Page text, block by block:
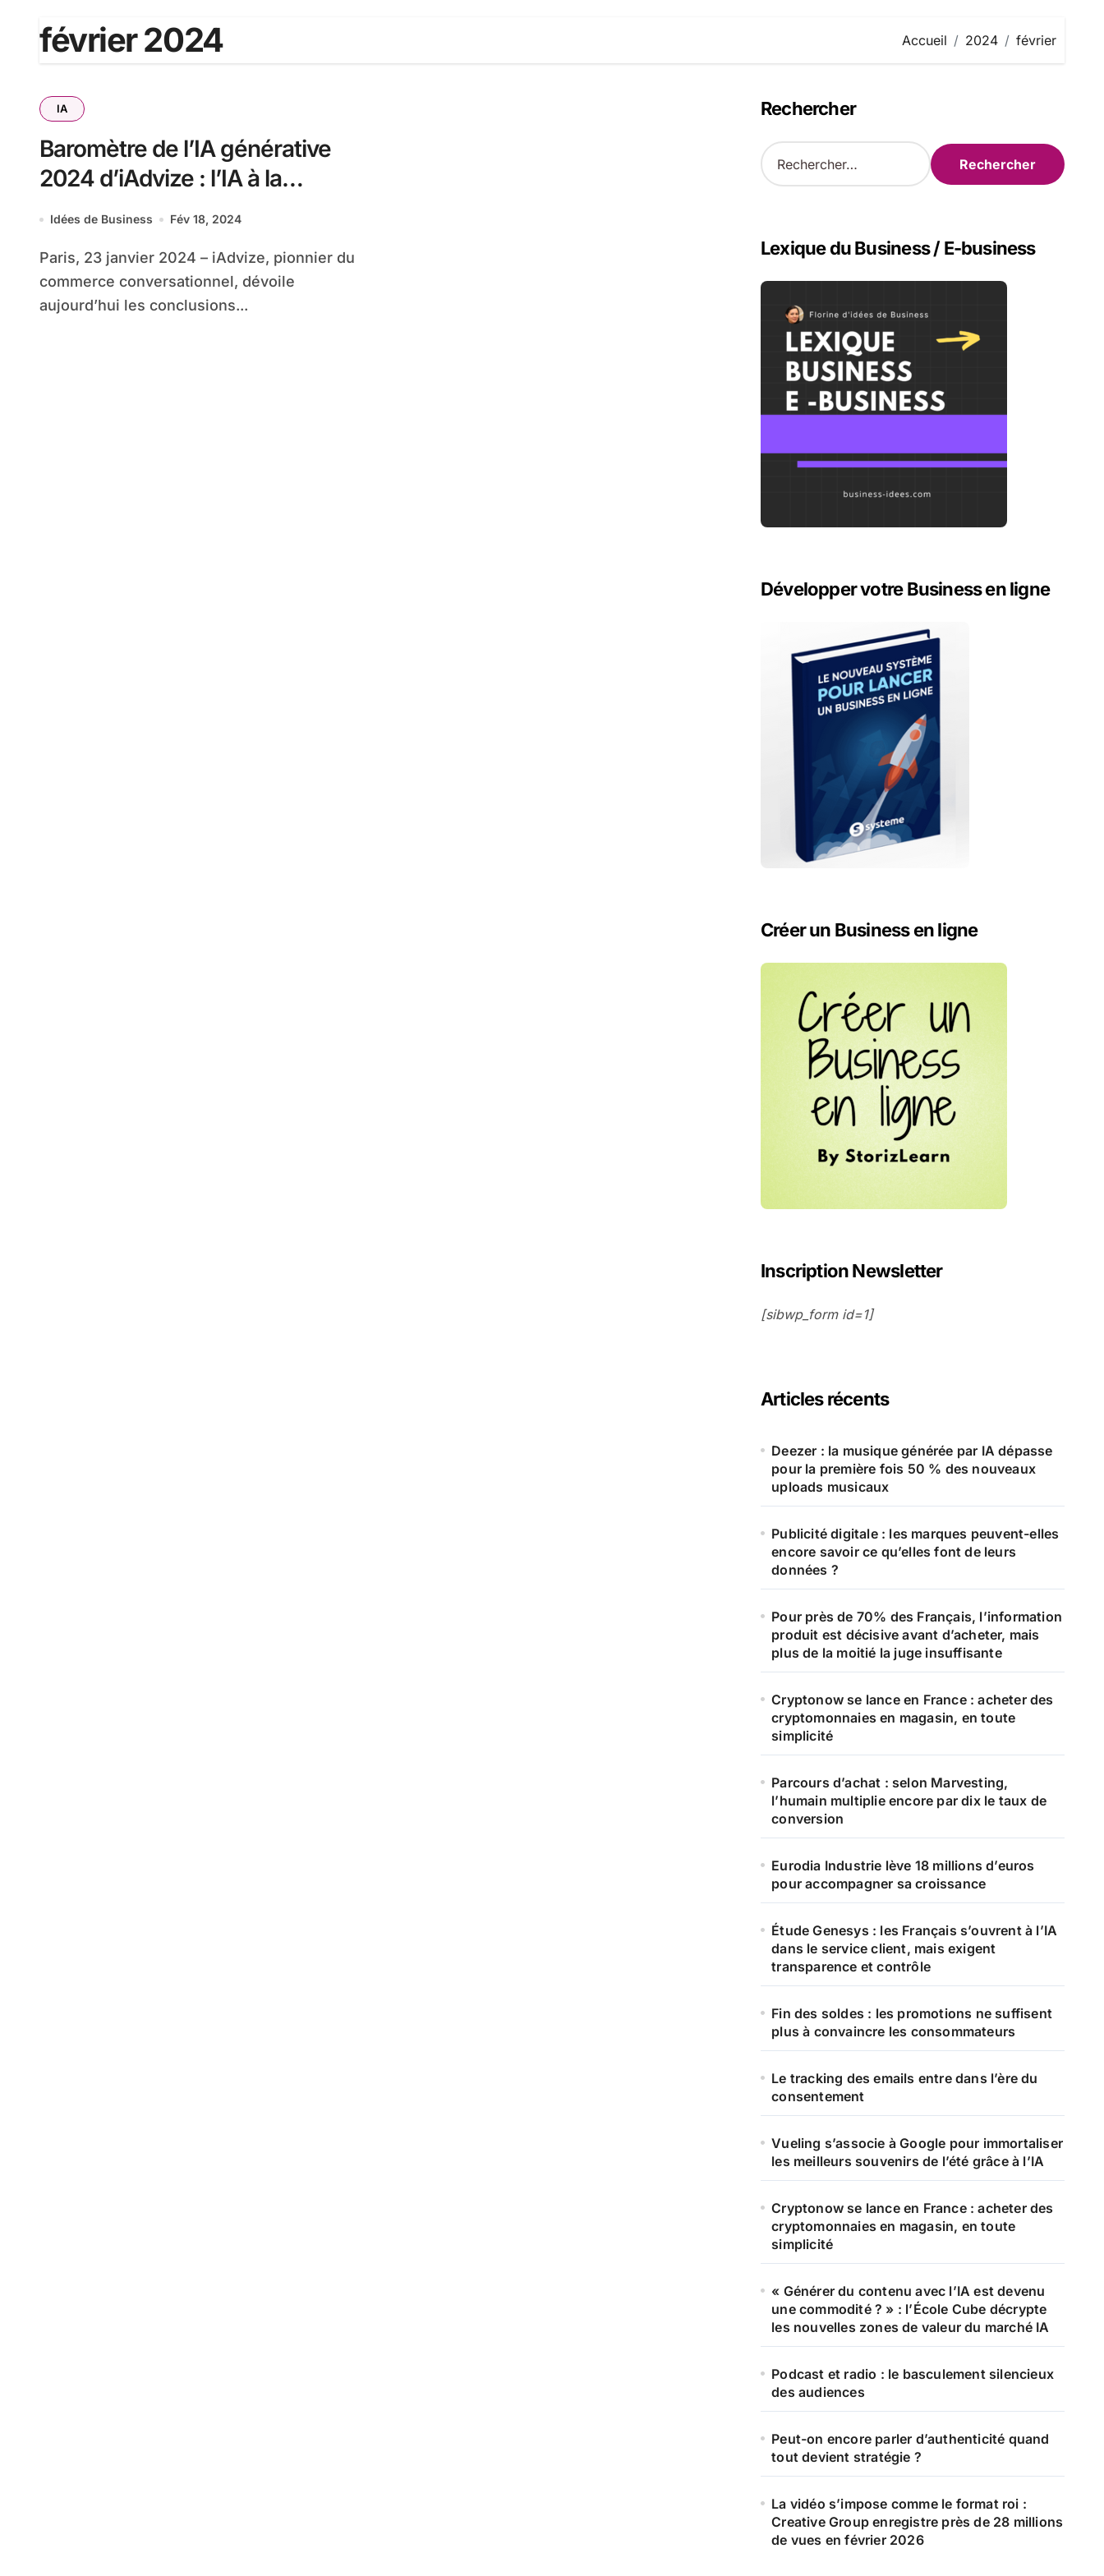
février 2024 Accueil 2024 février
IA
Baromètre de l’IA générative
2024 d’iAdvize : l’IA à la
conquête de l’e-commerce
Idées de Business Fév 18, 2024
Paris, 23 janvier 2024 – iAdvize, pionnier du
commerce conversationnel, dévoile
aujourd’hui les conclusions...
Rechercher
R
e
r
c
Lexique du Business / E-business
Développer votre Business en ligne
Créer un Business en ligne
Inscription Newsletter
[sibwp_form id=1]
Articles récents
Deezer : la musique générée par IA dépasse
pour la première fois 50 % des nouveaux
uploads musicaux
Publicité digitale : les marques peuvent-elles
encore savoir ce qu’elles font de leurs
données ?
Pour près de 70% des Français, l’information
produit est décisive avant d’acheter, mais
plus de la moitié la juge insuffisante
Cryptonow se lance en France : acheter des
cryptomonnaies en magasin, en toute
simplicité
Parcours d’achat : selon Marvesting,
l’humain multiplie encore par dix le taux de
conversion
Eurodia Industrie lève 18 millions d’euros
pour accompagner sa croissance
Étude Genesys : les Français s’ouvrent à l’IA
dans le service client, mais exigent
transparence et contrôle
Fin des soldes : les promotions ne suffisent
plus à convaincre les consommateurs
Le tracking des emails entre dans l’ère du
consentement
Vueling s’associe à Google pour immortaliser
les meilleurs souvenirs de l’été grâce à l’IA
Cryptonow se lance en France : acheter des
cryptomonnaies en magasin, en toute
simplicité
« Générer du contenu avec l’IA est devenu
une commodité ? » : l’École Cube décrypte
les nouvelles zones de valeur du marché IA
Podcast et radio : le basculement silencieux
des audiences
Peut-on encore parler d’authenticité quand
tout devient stratégie ?
La vidéo s’impose comme le format roi :
Creative Group enregistre près de 28 millions
de vues en février 2026